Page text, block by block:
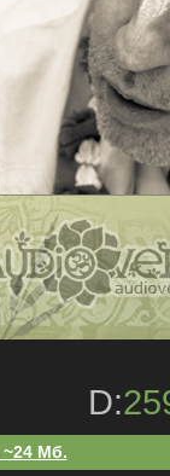
D:
~24 Мб.